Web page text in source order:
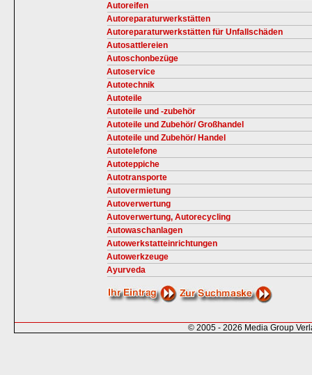
Autoreifen
Autoreparaturwerkstätten
Autoreparaturwerkstätten für Unfallschäden
Autosattlereien
Autoschonbezüge
Autoservice
Autotechnik
Autoteile
Autoteile und -zubehör
Autoteile und Zubehör/ Großhandel
Autoteile und Zubehör/ Handel
Autotelefone
Autoteppiche
Autotransporte
Autovermietung
Autoverwertung
Autoverwertung, Autorecycling
Autowaschanlagen
Autowerkstatteinrichtungen
Autowerkzeuge
Ayurveda
© 2005 - 2026 Media Group